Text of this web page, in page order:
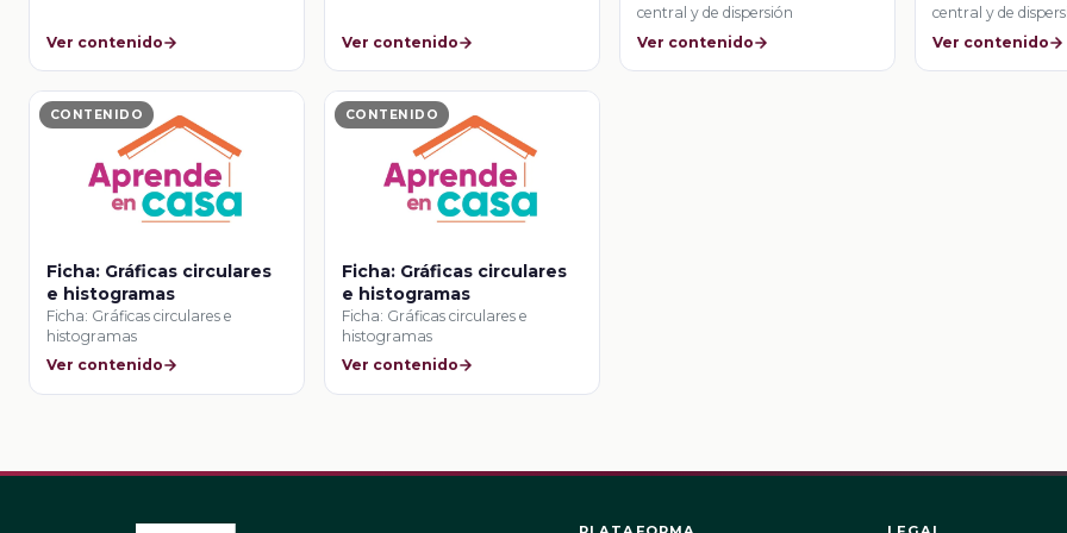
Ver contenido Ver contenido
central y de dispersión
Ver contenido
central y de
Ver contenido
CONTENIDO
Ficha: Gráficas circulares
e histogramas
Ficha: Gráficas circulares e
histogramas
Ver contenido
CONTENIDO
Ficha: Gráficas circulares
e histogramas
Ficha: Gráficas circulares e
histogramas
Ver contenido